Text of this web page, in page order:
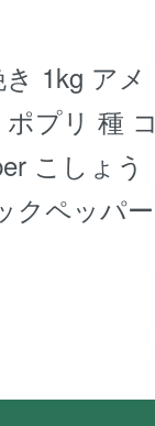
1kg アメ
プリ 種 コ
こしょう
クペッパー